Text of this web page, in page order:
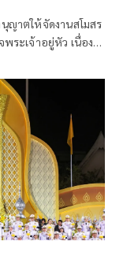
ญาตให้จัดงานสโมสร
ระเจ้าอยู่หัว เนื่อง